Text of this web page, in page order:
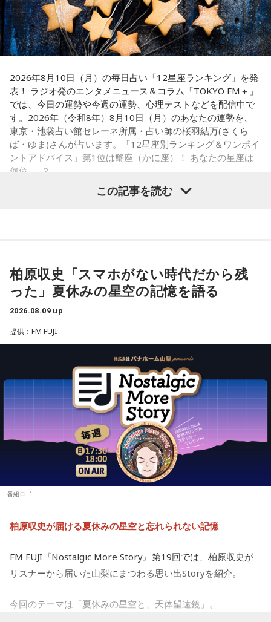
番組名：Dr.Recella presents 江原啓之 おと語り
放送日時：TOKYO FM／FM 大阪 毎週日曜 22:00～22:25、エ
フエム山陰 毎週土曜 12:30～12:55
出演者：江原啓之、奥迫協子
『カリスマ』は、音楽原作キャラクターラッププロジェクト
『ヒプノシスマイク –Division Rap Battle-』の開発、運営を
手掛けるEVIL LINE RECORDSと株式会社Dazedが手掛ける二
【イントロダクション】
ここはカリスマハウス。今日もカリスマな彼らは己の中のカ
リスマ性を日々見つめている。
が、彼らはまだ『真のカリスマ』には辿り着けていないと言
リスマ性を育み、さらなる高みを目指すいわば仮住まいの状
凡人にはよくわからないと思いますが
これはカリスマたちの物語です。
【新番組概要】
■番組名： 『めちゃめちゃカリスマなラジオ』
■放送日時： 2026年秋 ※放送日時詳細は後日発表
■出演： 小野友樹、山中真尋、福原かつみ、細田健太、日向
朔公、大河元気、橋詰知久
■メールアドレス： charisma@joqr.net
■番組ハッシュタグ： #カリラジ
■QloveR番組ページ： https://qlover.jp/charisma ※月額
■番組告知映像： https://youtu.be/fjp-_Nw_6AQ
ラジオ番組の放送開始に伴い、文化放送のオリジナル配信プ
ラットフォーム「QloveR（クローバー）」にて『めちゃめち
ゃカリスマなラジオ』の番組公式チャンネルがオープンする
ことも決定。番組公式チャンネルでは、地上波放送のアーカ
イブ配信に加え、ここでしか聴くことのできないアフタート
ークや、不定期で実施する会員限定生配信など、番組をより
楽しめる限定コンテンツを順次配信します。
さらに、9月30日（水)までにご入会いただいた方には、早期
入会特典として、文化放送の入館証をモチーフにしたオリジ
ナルステッカーをプレゼント。七人それぞれのキャラクター
デザインの中から、お好きなデザインを1種類お選びいただけ
14日（金）午後8時よりQloveR会員限定生配信を実施しま
す。記念すべき初回生配信には、山中真尋（草薙理解役）、
福原かつみ（本橋依央利役）が出演。番組スタートに先駆
け、ラジオ番組への意気込みや番組の楽しみ方、今後の展開
などをたっぷりトークします。
■『カリスマ』作品概要
原作：Dazed CO.,LTD.
松原 秀
音楽製作：EVIL LINE RECORDS
キャラクターデザイン：えびも
アートディレクション：BALCOLONY.
『カリスマ』は、音楽原作キャラクターラッププロジェクト
手掛けるEVIL LINE RECORDSと株式会社Dazedが手掛ける二
【イントロダクション】
リスマ性を日々見つめている。
2026年8月10日（月）の毎日占い「12星座ランキング」を発
表！ ラジオ発のエンタメニュース＆コラム「TOKYO FM＋」
では、今日の運勢や今週の運勢、心理テストなどを配信中で
す。2026年（令和8年）8月10日（月）のあなたの運勢を、
東京・池袋占い館セレーネ所属・占い師の桜羽結万(さくら
ば・ゆま)さんが占います。「12星座別ランキング＆ワンポイ
ントアドバイス」第1位は蟹座（かに座）！ あなたの星座は
何位……？
い気持ちを前に出して、行動していくと良いでしょう。気に
なる相手にも自信を持って接するようにしましょう。
【2位】蠍座（さそり座）
ラッキーなことが起こりそう。周りからの評価も上がって、
充実感を覚えるようです。努力などが認められると、心も落
ち着いて穏やかになれることでしょう。交友関係も好調なの
で、良い縁ができるかも。
【3位】魚座（うお座）
心の中にあった、わだかまりを解消できるようです。ほっと
できると、自分らしく活動できることでしょう。恋愛に対し
ても前向きになれそう。情熱的な相手を通して自分自身も成
長できるようです。
【4位】乙女座（おとめ座）
思い切りの良さを大事にしてみましょう。出かけるときは、
的な色を選んでみて。
【5位】山羊座（やぎ座）
今日は、少し距離を感じていた人と意気投合するなど、心が
温かくなる出来事が起こりそう。一対一で相手とじっくり向
う。
この記事を読む
柏原収史「スマホがない時代だから残
った」夏休みの星空の記憶を語る
2026.08.09 up
提供：FM FUJI
番組ロゴ
柏原収史が届ける夏休みの星空と忘れられない記憶
FM FUJI『Nostalgic More Story』第19回では、柏原収史が
リスナーから届いた山梨にまつわる思い出Storyを紹介。
今回のテーマは「夏休みの星空と、天体望遠鏡」。